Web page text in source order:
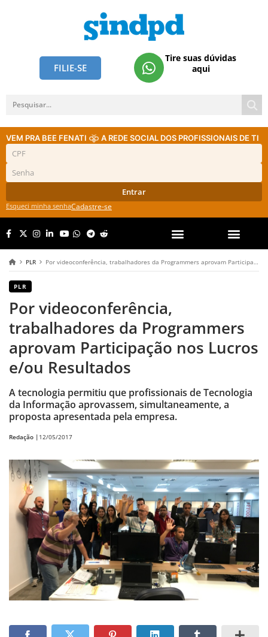
FILIE-SE
Tire suas dúvidas
aqui
VEM PRA BEE FENATI A REDE SOCIAL DOS PROFISSIONAIS DE TI
Entrar
Esqueci minha senhaCadastre-se
PLR Por videoconferência, trabalhadores da Programmers aprovam Participação nos Lucros e/ou Resultados
PLR
Por videoconferência,
trabalhadores da Programmers
aprovam Participação nos Lucros
e/ou Resultados
A tecnologia permitiu que profissionais de Tecnologia
da Informação aprovassem, simultaneamente, a
proposta apresentada pela empresa.
Redação | 12/05/2017